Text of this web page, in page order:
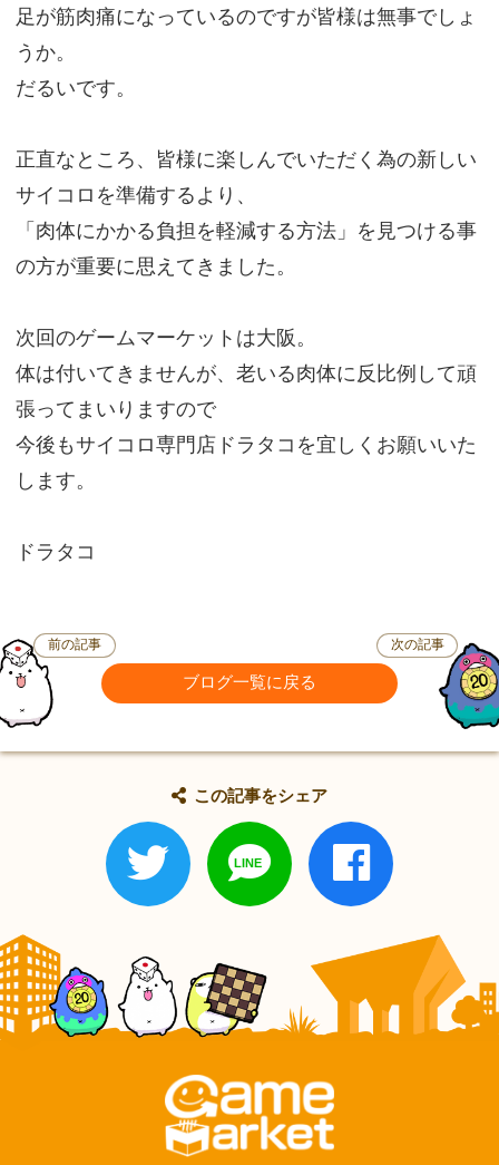
足が筋肉痛になっているのですが皆様は無事でしょ
うか。
だるいです。
正直なところ、皆様に楽しんでいただく為の新しい
サイコロを準備するより、
「肉体にかかる負担を軽減する方法」を見つける事
の方が重要に思えてきました。
次回のゲームマーケットは大阪。
体は付いてきませんが、老いる肉体に反比例して頑
張ってまいりますので
今後もサイコロ専門店ドラタコを宜しくお願いいた
します。
ドラタコ
前の記事
ブログ一覧に戻る
次の記事
この記事をシェア